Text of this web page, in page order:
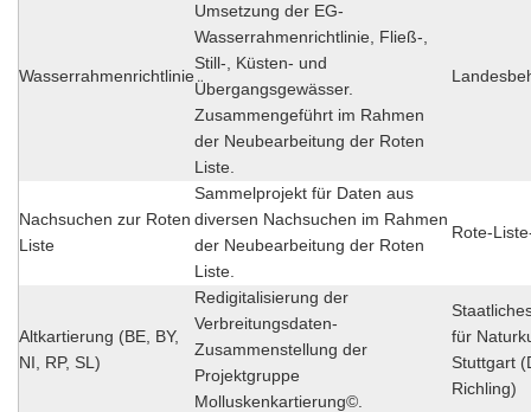
Wasserrahmenrichtlinie
Umsetzung der EG-
Wasserrahmenrichtlinie, Fließ-,
Still-, Küsten- und
Übergangsgewässer.
Zusammengeführt im Rahmen
der Neubearbeitung der Roten
Liste.
Nachsuchen zur Roten
Liste
Sammelprojekt für Daten aus
diversen Nachsuchen im Rahmen
der Neubearbeitung der Roten
Liste.
Rote-
Altkartierung (BE, BY,
NI, RP, SL)
Redigitalisierung der
Verbreitungsdaten-
Zusammenstellung der
Projektgruppe
Molluskenkartierung©.
für
Stuttgart
Richling)